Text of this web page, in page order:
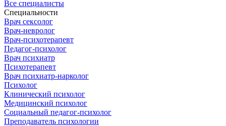
Все специалисты
Специальности
Врач сексолог
Врач-невролог
Врач-психотерапевт
Педагог-психолог
Врач психиатр
Психотерапевт
Врач психиатр-нарколог
Психолог
Клинический психолог
Медицинский психолог
Социальный педагог-психолог
Преподаватель психологии